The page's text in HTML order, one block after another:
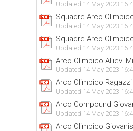
Updated 14 May 2023
Squadre Arco
Updated 14 May 2023
Squadre Arco
Updated 14 May 2023
Arco Olimpico Allievi
Updated 14 May 2023
Arco Olimpico
Updated 14 May 2023
Arco Compound
Updated 14 May 2023
Arco Olimpico